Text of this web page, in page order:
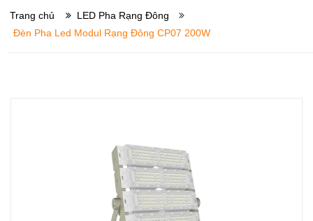
Trang chủ
LED Pha Rạng Đông
Đèn Pha Led Modul Rạng Đông CP07 200W